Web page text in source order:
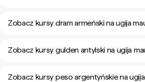
Zobacz kursy dram armeński na ugija
Zobacz kursy gulden antylski na ugija
Zobacz kursy peso argentyńskie na